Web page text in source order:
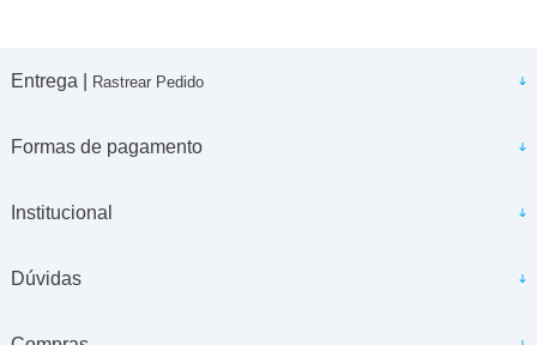
Entrega | Rastrear Pedido
Formas de pagamento
Institucional
Dúvidas